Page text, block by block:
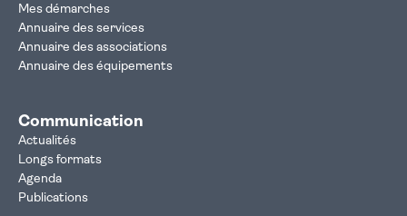
Mes démarches
Annuaire des services
Annuaire des associations
Annuaire des équipements
Communication
Actualités
Longs formats
Agenda
Publications